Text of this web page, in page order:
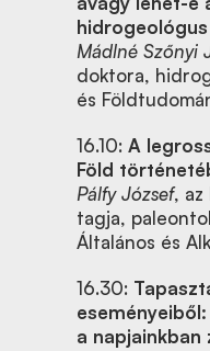
Mádlné Szőnyi
doktora,
és
16.10: A
Föld
Pálfy József, az
tagja,
Általános és
16.30:
a napjainkban